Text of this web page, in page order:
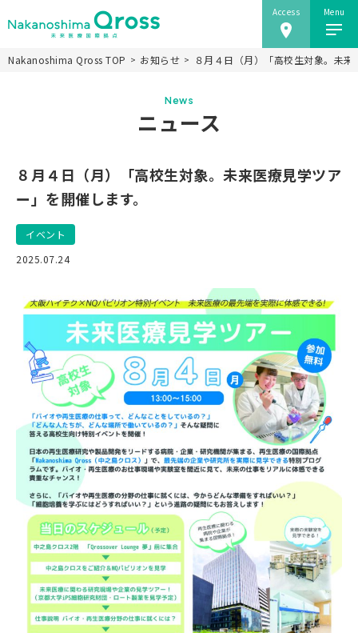
Access Menu
Nakanoshima Qrossについて
未来医療推進機構
事業紹介
ニュース
施設情報
研究会
当ウェブサイトのご利用にあたり
JP EN
Nakanoshima Qross TOP お知らせ ８月４日（月）「高校生対象。未
News
ニュース
８月４日（月）「高校生対象。未来医療見学ツア
ー」を開催します。
イベント
2025.07.24